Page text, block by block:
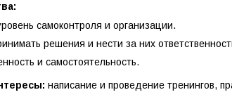
самоконтроля и организации.
решения и нести за них
и самостоятельность.
написание и проведение тренингов,